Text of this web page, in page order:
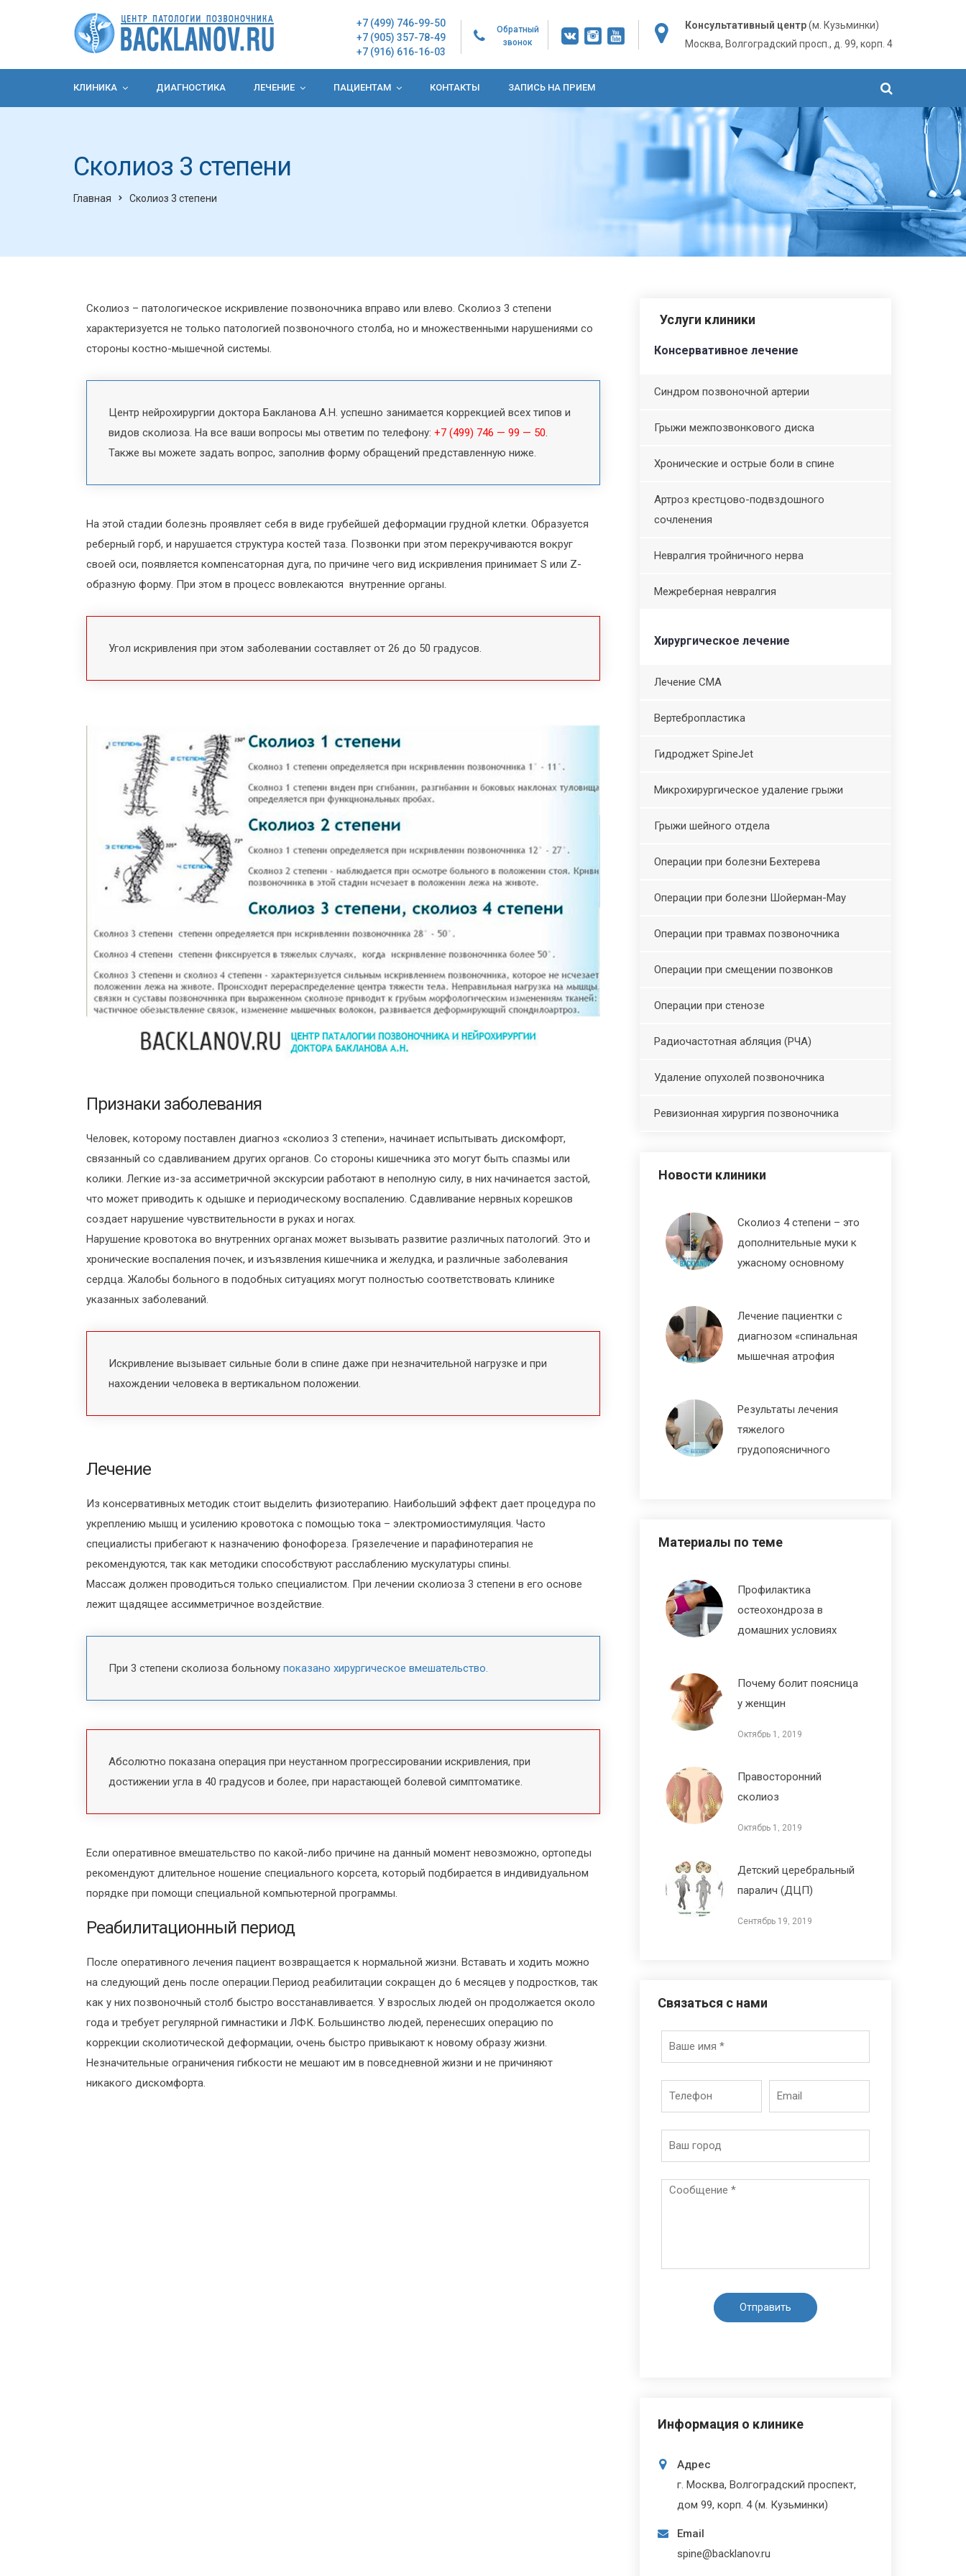
+7 (499) 746-99-50
+7 (905) 357-78-49
+7 (916) 616-16-03
Обратный
звонок
Консультативный центр(м. Кузьминки)
Москва, Волгоградский просп., д. 99, корп. 4
КЛИНИКА ДИАГНОСТИКА ЛЕЧЕНИЕ ПАЦИЕНТАМ КОНТАКТЫ ЗАПИСЬ НА ПРИЕМ
Сколиоз 3 степени
Главная Сколиоз 3 степени
Сколиоз – патологическое искривление позвоночника вправо или влево. Сколиоз 3 степени
характеризуется не только патологией позвоночного столба, но и множественными нарушениями со
стороны костно-мышечной системы.
Центр нейрохирургии доктора Бакланова А.Н. успешно занимается коррекцией всех типов и
видов сколиоза. На все ваши вопросы мы ответим по телефону: +7 (499) 746 — 99 — 50
Также вы можете задать вопрос, заполнив форму обращений представленную ниже.
На этой стадии болезнь проявляет себя в виде грубейшей деформации грудной клетки. Образуется
реберный горб, и нарушается структура костей таза. Позвонки при этом перекручиваются вокруг
своей оси, появляется компенсаторная дуга, по причине чего вид искривления принимает S или Z-
образную форму. При этом в процесс вовлекаются внутренние органы.
Угол искривления при этом заболевании составляет от 26 до 50 градусов.
Признаки заболевания
Человек, которому поставлен диагноз «сколиоз 3 степени», начинает испытывать дискомфорт,
связанный со сдавливанием других органов. Со стороны кишечника это могут быть спазмы или
колики. Легкие из-за ассиметричной экскурсии работают в неполную силу, в них начинается застой,
что может приводить к одышке и периодическому воспалению. Сдавливание нервных корешков
создает нарушение чувствительности в руках и ногах.
Нарушение кровотока во внутренних органах может вызывать развитие различных патологий. Это и
хронические воспаления почек, и изъязвления кишечника и желудка, и различные заболевания
сердца. Жалобы больного в подобных ситуациях могут полностью соответствовать клинике
указанных заболеваний.
Искривление вызывает сильные боли в спине даже при незначительной нагрузке и при
нахождении человека в вертикальном положении.
Лечение
Из консервативных методик стоит выделить физиотерапию. Наибольший эффект дает процедура по
укреплению мышц и усилению кровотока с помощью тока – электромиостимуляция. Часто
специалисты прибегают к назначению фонофореза. Грязелечение и парафинотерапия не
рекомендуются, так как методики способствуют расслаблению мускулатуры спины.
Массаж должен проводиться только специалистом. При лечении сколиоза 3 степени в его основе
лежит щадящее ассимметричное воздействие.
При 3 степени сколиоза больному показано хирургическое вмешательство.
Абсолютно показана операция при неустанном прогрессировании искривления, при
достижении угла в 40 градусов и более, при нарастающей болевой симптоматике.
Если оперативное вмешательство по какой-либо причине на данный момент невозможно, ортопеды
рекомендуют длительное ношение специального корсета, который подбирается в индивидуальном
порядке при помощи специальной компьютерной программы.
Реабилитационный период
После оперативного лечения пациент возвращается к нормальной жизни. Вставать и ходить можно
на следующий день после операции.Период реабилитации сокращен до 6 месяцев у подростков, так
как у них позвоночный столб быстро восстанавливается. У взрослых людей он продолжается около
года и требует регулярной гимнастики и ЛФК. Большинство людей, перенесших операцию по
коррекции сколиотической деформации, очень быстро привыкают к новому образу жизни.
Незначительные ограничения гибкости не мешают им в повседневной жизни и не причиняют
никакого дискомфорта.
Услуги клиники
Консервативное лечение
Синдром позвоночной артерии
Грыжи межпозвонкового диска
Хронические и острые боли в спине
Артроз крестцово-подвздошного
сочленения
Невралгия тройничного нерва
Межреберная невралгия
Хирургическое лечение
Лечение СМА
Вертебропластика
Гидроджет SpineJet
Микрохирургическое удаление грыжи
Грыжи шейного отдела
Операции при болезни Бехтерева
Операции при болезни Шойерман-Мау
Операции при травмах позвоночника
Операции при смещении позвонков
Операции при стенозе
Радиочастотная абляция (РЧА)
Удаление опухолей позвоночника
Ревизионная хирургия позвоночника
Новости клиники
Сколиоз 4 степени – это
дополнительные муки к
ужасному основному
Декабрь 30, 2019
Лечение пациентки с
диагнозом «спинальная
мышечная атрофия
Февраль 3, 2019
Результаты лечения
тяжелого
грудопоясничного
Материалы по теме
Профилактика
остеохондроза в
домашних условиях
Почему болит поясница
у женщин
Октябрь 1, 2019
Правосторонний
сколиоз
Октябрь 1, 2019
Детский церебральный
паралич (ДЦП)
Сентябрь 19, 2019
Связаться с нами
Информация о клинике
Адрес
г. Москва, Волгоградский проспект,
дом 99, корп. 4 (м. Кузьминки)
Email
spine@backlanov.ru